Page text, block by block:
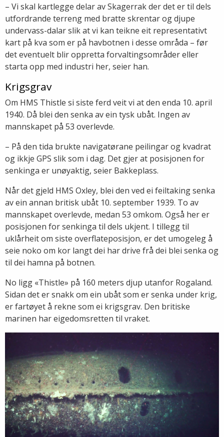
– Vi skal kartlegge delar av Skagerrak der det er til dels
utfordrande terreng med bratte skrentar og djupe
undervass-dalar slik at vi kan teikne eit representativt
kart på kva som er på havbotnen i desse områda – før
det eventuelt blir oppretta forvaltingsområder eller
starta opp med industri her, seier han.
Krigsgrav
Om HMS Thistle si siste ferd veit vi at den enda 10. april
1940. Då blei den senka av ein tysk ubåt. Ingen av
mannskapet på 53 overlevde.
– På den tida brukte navigatørane peilingar og kvadrat
og ikkje GPS slik som i dag. Det gjer at posisjonen for
senkinga er unøyaktig, seier Bakkeplass.
Når det gjeld HMS Oxley, blei den ved ei feiltaking senka
av ein annan britisk ubåt 10. september 1939. To av
mannskapet overlevde, medan 53 omkom. Også her er
posisjonen for senkinga til dels ukjent. I tillegg til
uklårheit om siste overflateposisjon, er det umogeleg å
seie noko om kor langt dei har drive frå dei blei senka og
til dei hamna på botnen.
No ligg «Thistle» på 160 meters djup utanfor Rogaland.
Sidan det er snakk om ein ubåt som er senka under krig,
er fartøyet å rekne som ei krigsgrav. Den britiske
marinen har eigedomsretten til vraket.